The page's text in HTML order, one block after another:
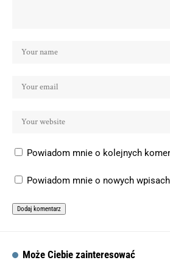
Powiadom mnie o kolejnych
Powiadom mnie o nowych
Może Ciebie zainteresować